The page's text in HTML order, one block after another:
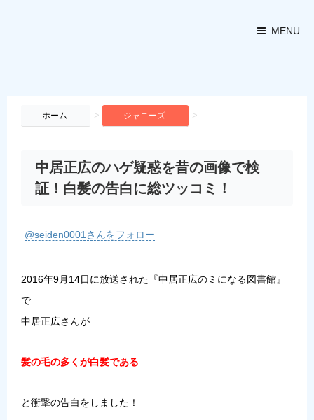
MENU
ホーム > ジャニーズ >
中居正広のハゲ疑惑を昔の画像で検
証！白髪の告白に総ツッコミ！
@seiden0001さんをフォロー
2016年9月14日に放送された『中居正広のミになる図書館』
で
中居正広さんが
髪の毛の多くが白髪である
と衝撃の告白をしました！